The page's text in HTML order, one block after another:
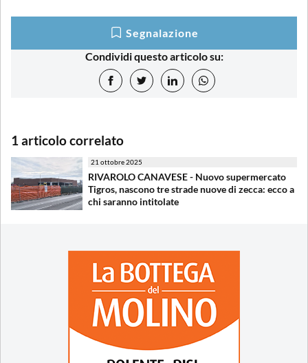
Segnalazione
Condividi questo articolo su:
1 articolo correlato
21 ottobre 2025
RIVAROLO CANAVESE - Nuovo supermercato
Tigros, nascono tre strade nuove di zecca: ecco a
chi saranno intitolate